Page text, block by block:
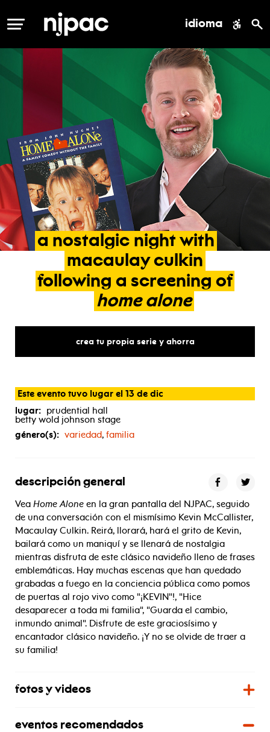
MENÚ idioma
a nostalgic night with
macaulay culkin
following a screening of
home alone
crea tu propia serie y ahorra
Este evento tuvo lugar el 13 de dic
lugar: prudential hall
betty wold johnson stage
género(s): variedad, familia
descripción general
Vea Home Alone en la gran pantalla del NJPAC, seguido
de una conversación con el mismísimo Kevin McCallister,
Macaulay Culkin. Reirá, llorará, hará el grito de Kevin,
bailará como un maniquí y se llenará de nostalgia
mientras disfruta de este clásico navideño lleno de frases
emblemáticas. Hay muchas escenas que han quedado
grabadas a fuego en la conciencia pública como pomos
de puertas al rojo vivo como "¡KEVIN"!, "Hice
desaparecer a toda mi familia", "Guarda el cambio,
inmundo animal". Disfrute de este graciosísimo y
encantador clásico navideño. ¡Y no se olvide de traer a
su familia!
fotos y videos
eventos recomendados